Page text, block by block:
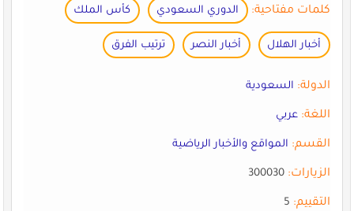
كلمات مفتاحية: الدوري السعودي كأس الملك
أخبار الهلال أخبار النصر ترتيب الفرق
الدولة: السعودية
اللغة: عربي
القسم: المواقع والأخبار الرياضية
الزيارات:300030
التقييم:5